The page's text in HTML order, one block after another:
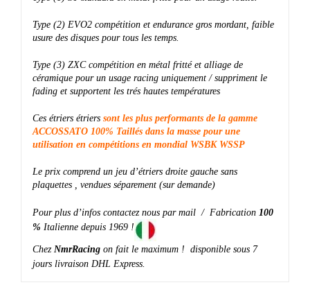
Type (2) EVO2 compétition et endurance gros mordant, faible
usure des disques pour tous les temps.
Type (3) ZXC compétition en métal fritté et alliage de
céramique pour un usage racing uniquement / suppriment le
fading et supportent les trés hautes températures
Ces étriers étriers sont les plus performants de la gamme
ACCOSSATO 100% Taillés dans la masse pour une
utilisation en compétitions en mondial WSBK WSSP
Le prix comprend un jeu d’étriers droite gauche sans
plaquettes , vendues séparement (sur demande)
Pour plus d’infos contactez nous par mail / Fabrication 100
% Italienne depuis 1969 !
Chez NmrRacingon fait le maximum ! disponible sous 7
jours livraison DHL Express.